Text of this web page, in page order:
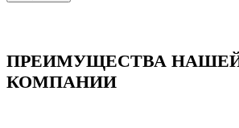
ПРЕИМУЩЕСТВА
КОМПАНИИ